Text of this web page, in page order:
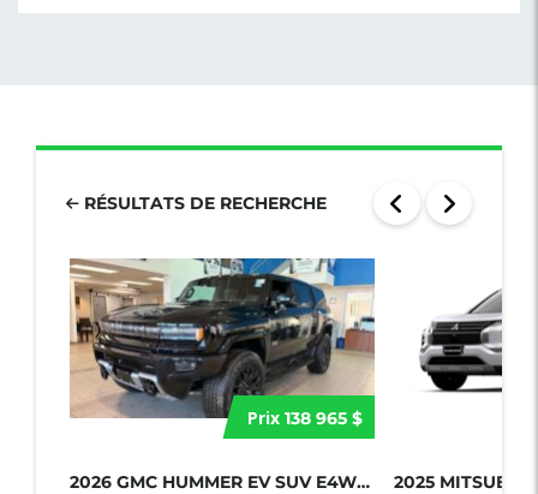
RÉSULTATS DE RECHERCHE
Prix 138 965 $
2026 GMC HUMMER EV SUV E4WD 4DR 2X...